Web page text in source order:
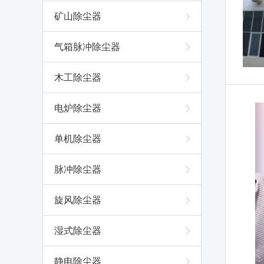
矿山除尘器
气箱脉冲除尘器
木工除尘器
电炉除尘器
单机除尘器
脉冲除尘器
旋风除尘器
湿式除尘器
静电除尘器